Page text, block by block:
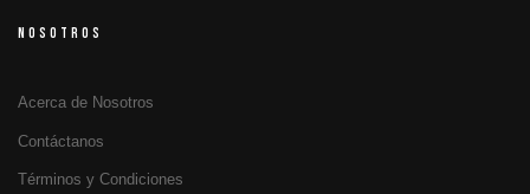
NOSOTROS
Acerca de Nosotros
Contáctanos
Términos y Condiciones